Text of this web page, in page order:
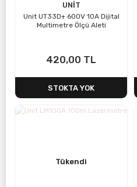
UNİT
Unit UT33D+ 600V 10A Dijital
Multimetre Ölçü Aleti
420,00 TL
STOKTA YOK
Tükendi